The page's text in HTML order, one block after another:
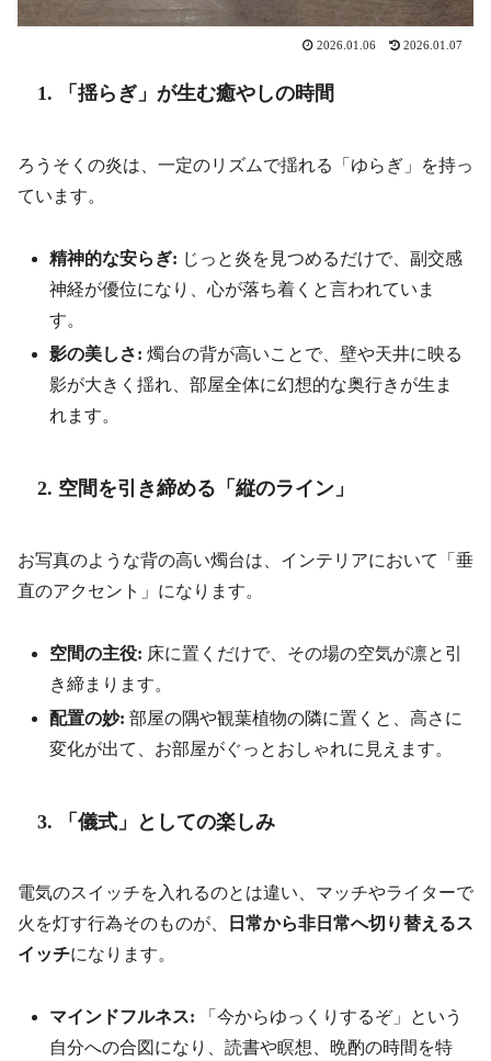
2026.01.06 2026.01.07
1. 「揺らぎ」が生む癒やしの時間
ろうそくの炎は、一定のリズムで揺れる「ゆらぎ」を持っ
ています。
精神的な安らぎ: じっと炎を見つめるだけで、副交感
神経が優位になり、心が落ち着くと言われていま
す。
影の美しさ: 燭台の背が高いことで、壁や天井に映る
影が大きく揺れ、部屋全体に幻想的な奥行きが生ま
れます。
2. 空間を引き締める「縦のライン」
お写真のような背の高い燭台は、インテリアにおいて「垂
直のアクセント」になります。
空間の主役: 床に置くだけで、その場の空気が凛と引
き締まります。
配置の妙: 部屋の隅や観葉植物の隣に置くと、高さに
変化が出て、お部屋がぐっとおしゃれに見えます。
3. 「儀式」としての楽しみ
電気のスイッチを入れるのとは違い、マッチやライターで
火を灯す行為そのものが、
日常から非日常へ切り替えるス
イッチになります。
マインドフルネス: 「今からゆっくりするぞ」という
自分への合図になり、読書や瞑想、晩酌の時間を特